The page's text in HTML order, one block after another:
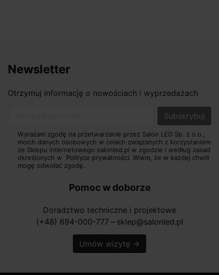
Newsletter
Otrzymuj informację o nowościach i wyprzedażach
Wyrażam zgodę na przetwarzanie przez Salon LED Sp. z o.o.,
moich danych osobowych w celach związanych z korzystaniem
ze Sklepu internetowego salonled.pl w zgodzie i według zasad
określonych w Polityce prywatności. Wiem, że w każdej chwili
mogę odwołać zgodę.
Pomoc w doborze
Doradztwo techniczne i projektowe
(+48) 694-000-777 horizontal_rule sklep@salonled.pl
Umów wizytę →